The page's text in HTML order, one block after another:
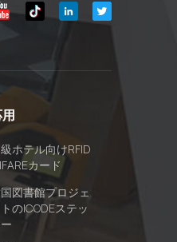
ホテル向けRFID
カード
図書館プロジェ
のICODEステッ